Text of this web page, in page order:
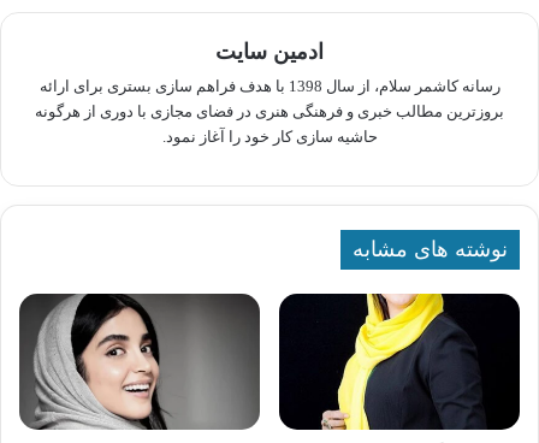
ادمین سایت
رسانه کاشمر سلام، از سال 1398 با هدف فراهم سازی بستری برای ارائه
بروزترین مطالب خبری و فرهنگی هنری در فضای مجازی با دوری از هرگونه
حاشیه سازی کار خود را آغاز نمود.
نوشته های مشابه